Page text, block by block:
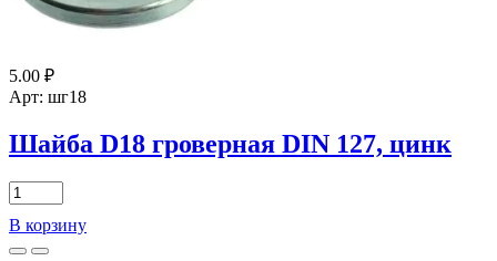
5.00 ₽
Арт: шг18
Шайба D18 гроверная DIN 127, цинк
Количество
товара
Шайба
D18
В корзину